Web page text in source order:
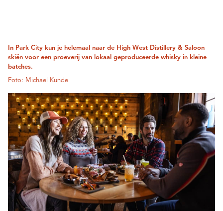
In Park City kun je helemaal naar de High West Distillery & Saloon
skiën voor een proeverij van lokaal geproduceerde whisky in kleine
batches.
Foto: Michael Kunde